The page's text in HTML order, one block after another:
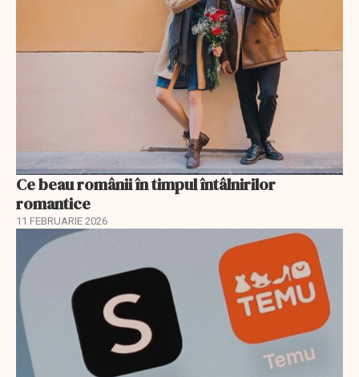
Ce beau românii în timpul întâlnirilor
romantice
11 FEBRUARIE 2026